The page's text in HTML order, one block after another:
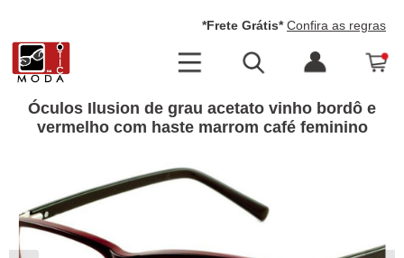
*Frete Grátis* Confira as regras
Óculos Ilusion de grau acetato vinho bordô e
vermelho com haste marrom café feminino